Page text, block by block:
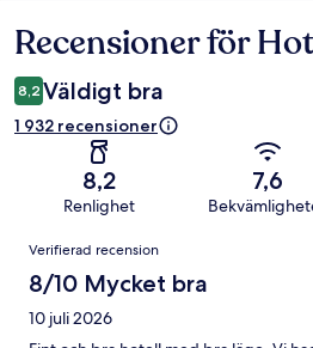
Recensioner
Recensioner för
8,2 Väldigt bra
1 932 recensioner
8,2
Renlighet
7,6
Recensioner
Verifierad recension
8/10 Mycket bra
10 juli 2026